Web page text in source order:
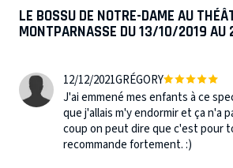
LE BOSSU DE NOTRE-DAME AU
MONTPARNASSE DU 13/10/2019
12/12/2021GRÉGORY
J'ai emmené mes enfants à ce
que j'allais m'y endormir et ça n'a
coup on peut dire que c'est pour
recommande fortement. :)